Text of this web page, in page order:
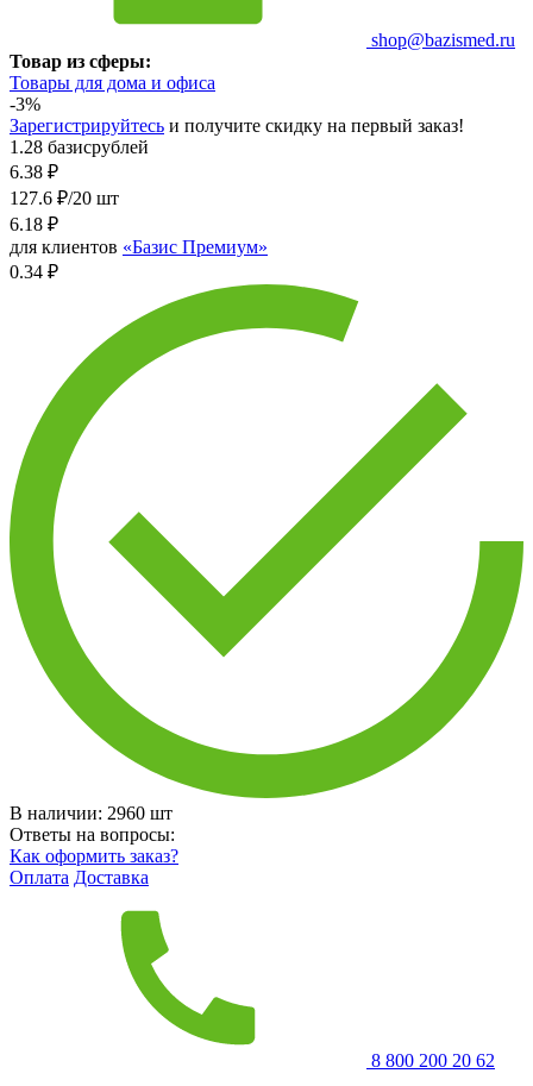
shop@bazismed.ru
Товар из сферы:
Товары для дома и офиса
-3%
Зарегистрируйтесь и получите скидку на первый заказ!
1.28 базисрублей
6.38 ₽
127.6 ₽/20 шт
6.18 ₽
для клиентов «Базис Премиум»
0.34 ₽
В наличии: 2960 шт
Ответы на вопросы:
Как оформить заказ?
Оплата Доставка
8 800 200 20 62